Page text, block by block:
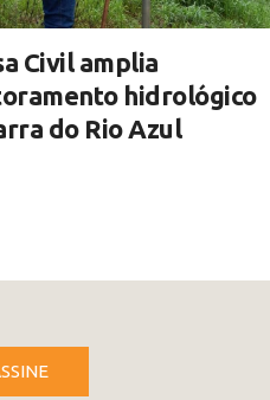
Civil amplia
hidrológico
do Rio Azul